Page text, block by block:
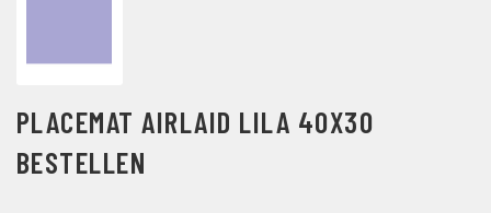
PLACEMAT AIRLAID LILA 40X30
BESTELLEN